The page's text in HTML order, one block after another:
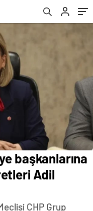
başkanlarına
Adil
CHP Grup